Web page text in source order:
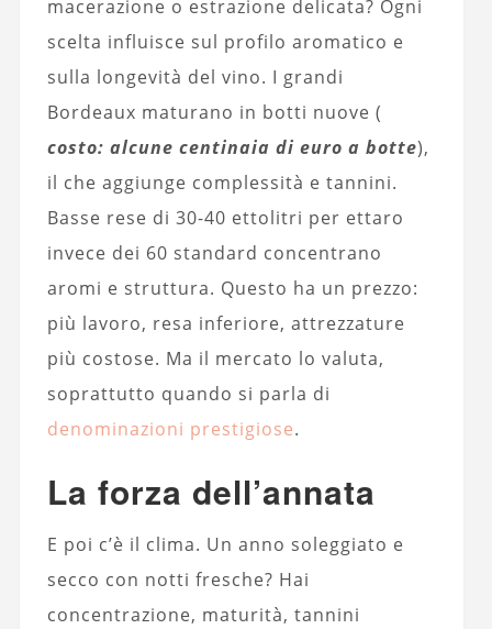
macerazione o estrazione delicata? Ogni
scelta influisce sul profilo aromatico e
sulla longevità del vino. I grandi
Bordeaux maturano in botti nuove (
costo: alcune centinaia di euro a botte),
il che aggiunge complessità e tannini.
Basse rese di 30-40 ettolitri per ettaro
invece dei 60 standard concentrano
aromi e struttura. Questo ha un prezzo:
più lavoro, resa inferiore, attrezzature
più costose. Ma il mercato lo valuta,
soprattutto quando si parla di
denominazioni prestigiose.
La forza dell’annata
E poi c’è il clima. Un anno soleggiato e
secco con notti fresche? Hai
concentrazione, maturità, tannini